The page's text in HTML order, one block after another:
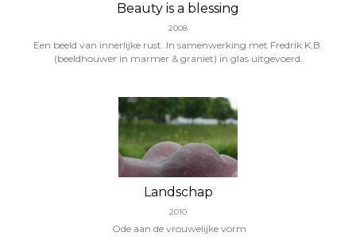
Beauty is a blessing
2008
Een beeld van innerlijke rust. In samenwerking met Fredrik K.B.
(beeldhouwer in marmer & graniet) in glas uitgevoerd.
Landschap
2010
Ode aan de vrouwelijke vorm